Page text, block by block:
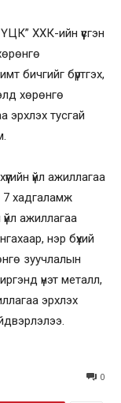
ХХК-ийн үүсгэн
бичгийг бүртгэх,
хөрөнгө
эрхлэх тусгай
үйл ажиллагаа
7 хадгаламж
ажиллагаа
нэр бүхий
зуучлалын
үнэт металл,
эрхлэх
0